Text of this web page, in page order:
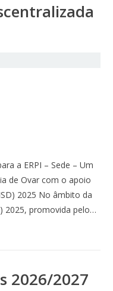
a ERPI – Sede – Um
de Ovar com o apoio
2025 No âmbito da
2025, promovida pelo…
2026/2027